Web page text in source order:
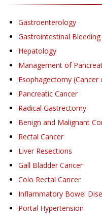
Gastroenterology
Gastrointestinal Bleeding
Hepatology
Management of
Esophagectomy
Pancreatic Cancer
Radical Gastrectomy
Benign and Malignant
Rectal Cancer
Liver Resections
Gall Bladder Cancer
Colo Rectal Cancer
Inflammatory Bowel
Portal Hypertension